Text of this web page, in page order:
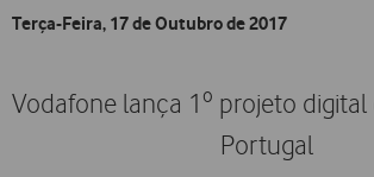
Terça-Feira, 17 de Outubro de 2017
Vodafone lança 1º projeto
Portugal